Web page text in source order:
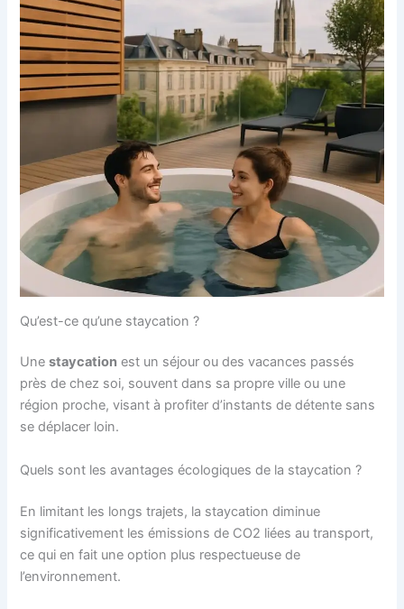
Qu’est-ce qu’une staycation ?
Unestaycation est un séjour ou des vacances passés
près de chez soi, souvent dans sa propre ville ou une
région proche, visant à profiter d’instants de détente sans
se déplacer loin.
Quels sont les avantages écologiques de la staycation ?
En limitant les longs trajets, la staycation diminue
significativement les émissions de CO2 liées au transport,
ce qui en fait une option plus respectueuse de
l’environnement.